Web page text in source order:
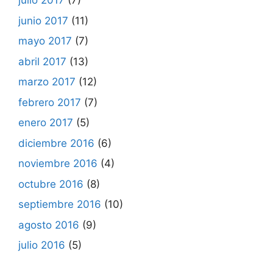
junio 2017 (11)
mayo 2017 (7)
abril 2017 (13)
marzo 2017 (12)
febrero 2017 (7)
enero 2017 (5)
diciembre 2016 (6)
noviembre 2016 (4)
octubre 2016 (8)
septiembre 2016 (10)
agosto 2016 (9)
julio 2016 (5)